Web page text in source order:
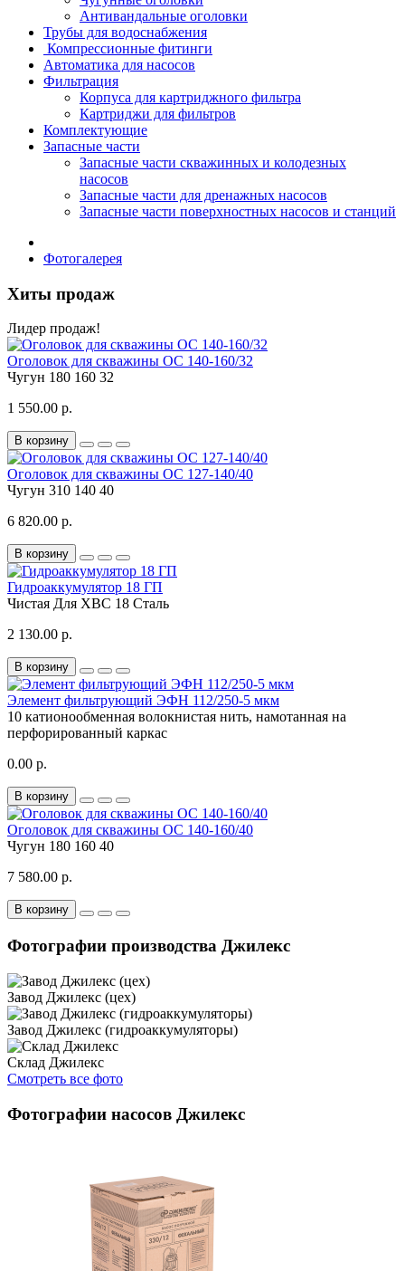
Антивандальные оголовки
Трубы для водоснабжения
Компрессионные фитинги
Автоматика для насосов
Фильтрация
Корпуса для картриджного фильтра
Картриджи для фильтров
Комплектующие
Запасные части
Запасные части скважинных и колодезных
насосов
Запасные части для дренажных насосов
Запасные части поверхностных насосов и станций
Фотогалерея
Хиты продаж
Лидер продаж!
Оголовок для скважины ОС 140-160/32
Чугун 180 160 32
1 550.00 р.
В корзину
Оголовок для скважины ОС 127-140/40
Чугун 310 140 40
6 820.00 р.
В корзину
Гидроаккумулятор 18 ГП
Чистая Для ХВС 18 Сталь
2 130.00 р.
В корзину
Элемент фильтрующий ЭФН 112/250-5 мкм
10 катионообменная волокнистая нить, намотанная на
перфорированный каркас
0.00 р.
В корзину
Оголовок для скважины ОС 140-160/40
Чугун 180 160 40
7 580.00 р.
В корзину
Фотографии производства Джилекс
Завод Джилекс (цех)
Завод Джилекс (гидроаккумуляторы)
Склад Джилекс
Смотреть все фото
Фотографии насосов Джилекс